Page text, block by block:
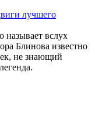
лучшего
называет вслух
Блинова известно
не знающий